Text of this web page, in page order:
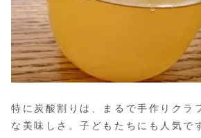
特に炭酸割りは、まるで手作りクラ
な美味しさ。子どもたちにも人気で